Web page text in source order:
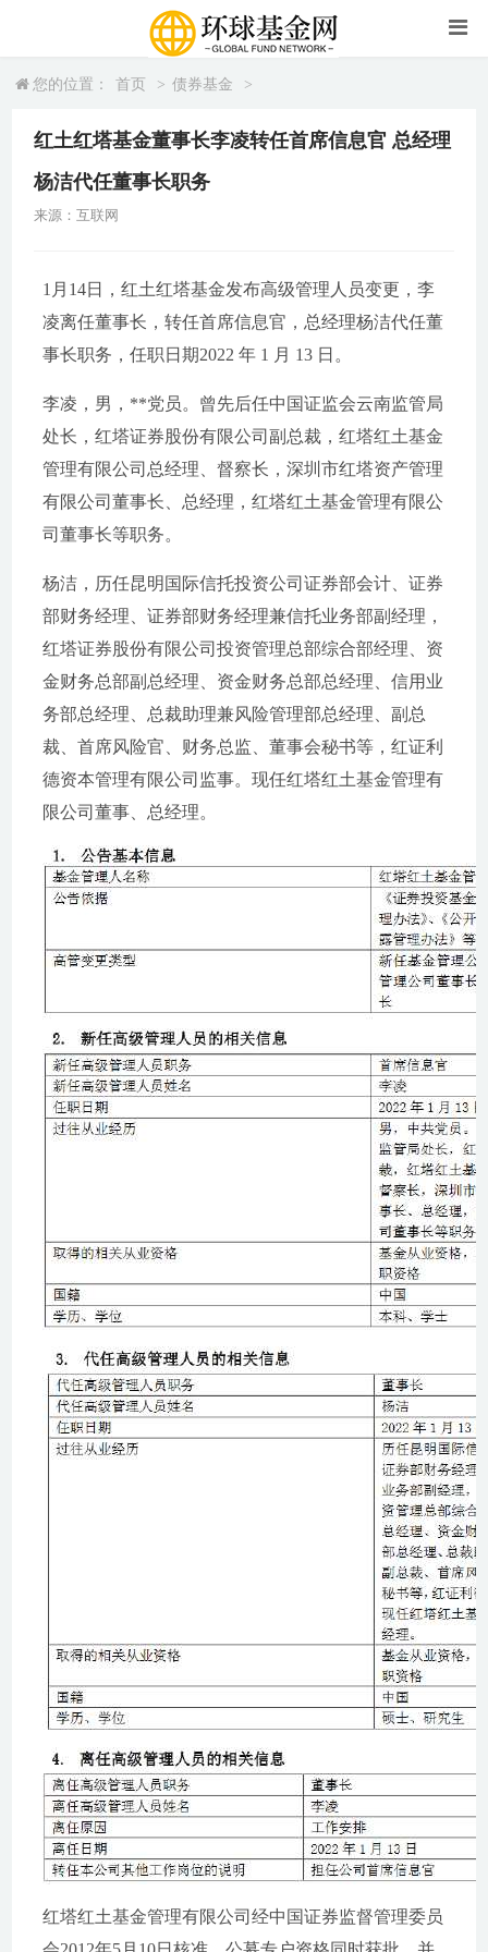
您的位置： 首页 > 债券基金 >
红土红塔基金董事长李凌转任首席信息官 总经理
杨洁代任董事长职务
来源：互联网
1月14日，红土红塔基金发布高级管理人员变更，李
凌离任董事长，转任首席信息官，总经理杨洁代任董
事长职务，任职日期2022 年 1 月 13 日。
李凌，男，**党员。曾先后任中国证监会云南监管局
处长，红塔证券股份有限公司副总裁，红塔红土基金
管理有限公司总经理、督察长，深圳市红塔资产管理
有限公司董事长、总经理，红塔红土基金管理有限公
司董事长等职务。
杨洁，历任昆明国际信托投资公司证券部会计、证券
部财务经理、证券部财务经理兼信托业务部副经理，
红塔证券股份有限公司投资管理总部综合部经理、资
金财务总部副总经理、资金财务总部总经理、信用业
务部总经理、总裁助理兼风险管理部总经理、副总
裁、首席风险官、财务总监、董事会秘书等，红证利
德资本管理有限公司监事。现任红塔红土基金管理有
限公司董事、总经理。
红塔红土基金管理有限公司经中国证券监督管理委员